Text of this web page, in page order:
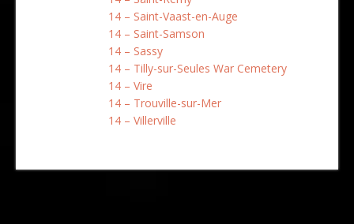
14 – Saint-Vaast-en-Auge
14 – Saint-Samson
14 – Sassy
14 – Tilly-sur-Seules War Cemetery
14 – Vire
14 – Trouville-sur-Mer
14 – Villerville